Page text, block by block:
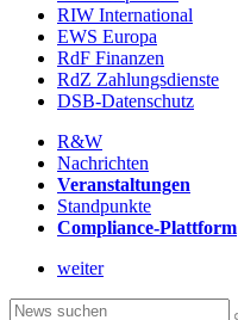
RIW International
EWS Europa
RdF Finanzen
RdZ Zahlungsdienste
DSB-Datenschutz
R&W
Nachrichten
Veranstaltungen
Standpunkte
Compliance-Plattform
weiter